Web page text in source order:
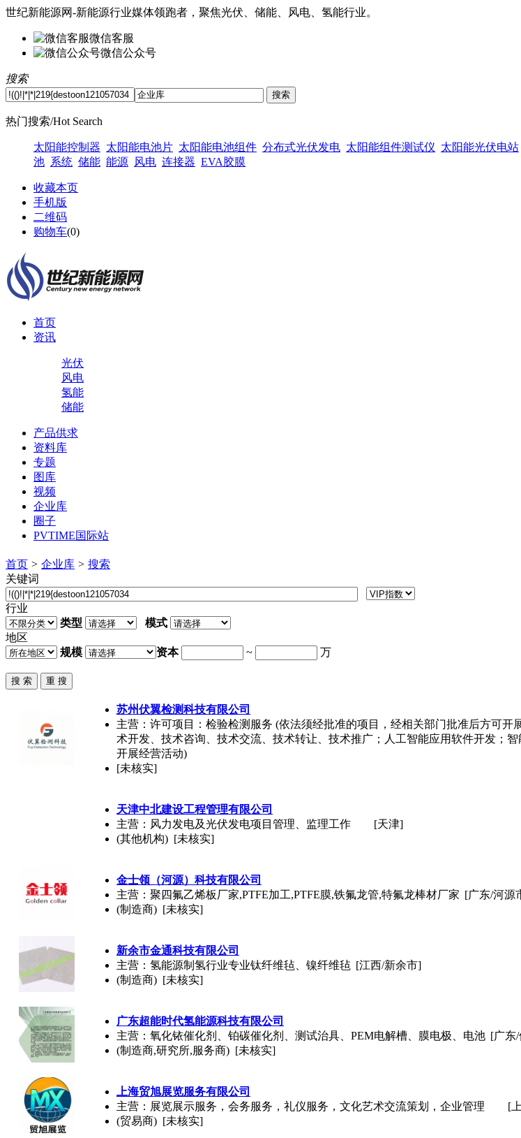
世纪新能源网-新能源行业媒体领跑者，聚焦光伏、储能、风电、氢能行业。
微信客服
微信公众号
搜索
热门搜索/Hot Search
太阳能控制器 太阳能电池片 太阳能电池组件 分布式光伏发电 太阳能组件测试仪 太阳能光伏电站
池 系统 储能 能源 风电 连接器 EVA胶膜
收藏本页
手机版
二维码
购物车(0)
首页
资讯
光伏
风电
氢能
储能
产品供求
资料库
专题
图库
视频
企业库
圈子
PVTIME国际站
首页 > 企业库 > 搜索
关键词
行业
类型
模式
地区
规模
资本 ~ 万
苏州伏翼检测科技有限公司
主营：许可项目：检验检测服务 (依法须经批准的项目，经相关部门批准后方可
术开发、技术咨询、技术交流、技术转让、技术推广；人工智能应用软件开发；
开展经营活动)
[未核实]
天津中北建设工程管理有限公司
主营：风力发电及光伏发电项目管理、监理工作
(其他机构) [未核实]
[天津]
金士领（河源）科技有限公司
主营：聚四氟乙烯板厂家,PTFE加工,PTFE膜,铁氟龙管,特氟龙棒材厂家
(制造商) [未核实]
[广东/河源
新余市金通科技有限公司
主营：氢能源制氢行业专业钛纤维毡、镍纤维毡
(制造商) [未核实]
[江西/新余市]
广东超能时代氢能源科技有限公司
主营：氧化铱催化剂、铂碳催化剂、测试治具、PEM电解槽、膜电极、电池
(制造商,研究所,服务商) [未核实]
[广东
上海贸旭展览服务有限公司
主营：展览展示服务，会务服务，礼仪服务，文化艺术交流策划，企业管理
(贸易商) [未核实]
[